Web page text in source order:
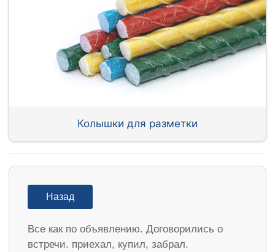
Колышки для разметки
Назад
Все как по объявлению. Договорились о
встречи. приехал, купил, забрал.